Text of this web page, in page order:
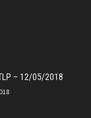
– 12/05/2018